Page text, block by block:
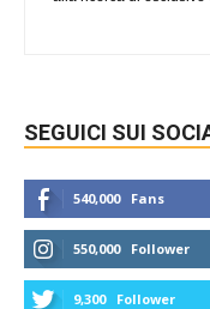
SEGUICI SUI
540,000 Fans
550,000 Follower
9,300 Follower